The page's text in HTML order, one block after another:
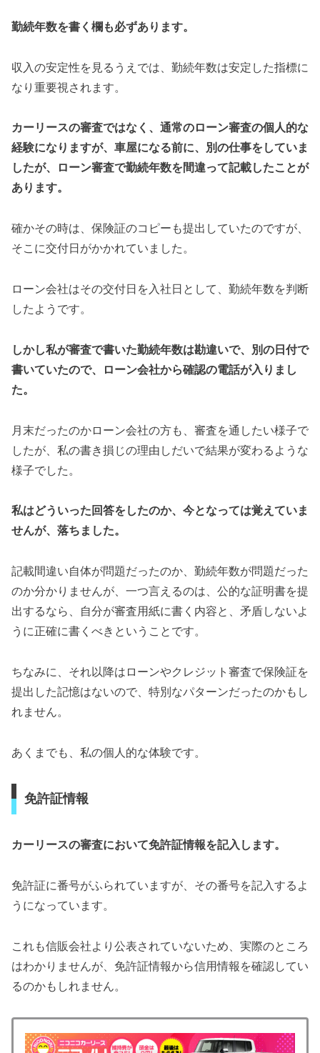
勤続年数を書く欄も必ずあります。
収入の安定性を見るうえでは、勤続年数は安定した指標に
なり重要視されます。
カーリースの審査ではなく、通常のローン審査の個人的な
経験になりますが、車屋になる前に、別の仕事をしていま
したが、ローン審査で勤続年数を間違って記載したことが
あります。
確かその時は、保険証のコピーも提出していたのですが、
そこに交付日がかかれていました。
ローン会社はその交付日を入社日として、勤続年数を判断
したようです。
しかし私が審査で書いた勤続年数は勘違いで、別の日付で
書いていたので、ローン会社から確認の電話が入りまし
た。
月末だったのかローン会社の方も、審査を通したい様子で
したが、私の書き損じの理由しだいで結果が変わるような
様子でした。
私はどういった回答をしたのか、今となっては覚えていま
せんが、落ちました。
記載間違い自体が問題だったのか、勤続年数が問題だった
のか分かりませんが、一つ言えるのは、公的な証明書を提
出するなら、自分が審査用紙に書く内容と、矛盾しないよ
うに正確に書くべきということです。
ちなみに、それ以降はローンやクレジット審査で保険証を
提出した記憶はないので、特別なパターンだったのかもし
れません。
あくまでも、私の個人的な体験です。
免許証情報
カーリースの審査において免許証情報を記入します。
免許証に番号がふられていますが、その番号を記入するよ
うになっています。
これも信販会社より公表されていないため、実際のところ
はわかりませんが、免許証情報から信用情報を確認してい
るのかもしれません。